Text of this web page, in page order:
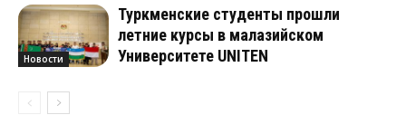
Новости
Туркменские студенты прошли
летние курсы в малазийском
Университете UNITEN